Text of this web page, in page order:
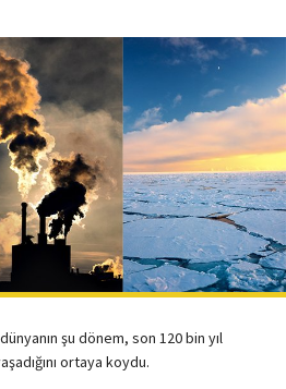
şu dönem, son 120 bin yıl
ortaya koydu.